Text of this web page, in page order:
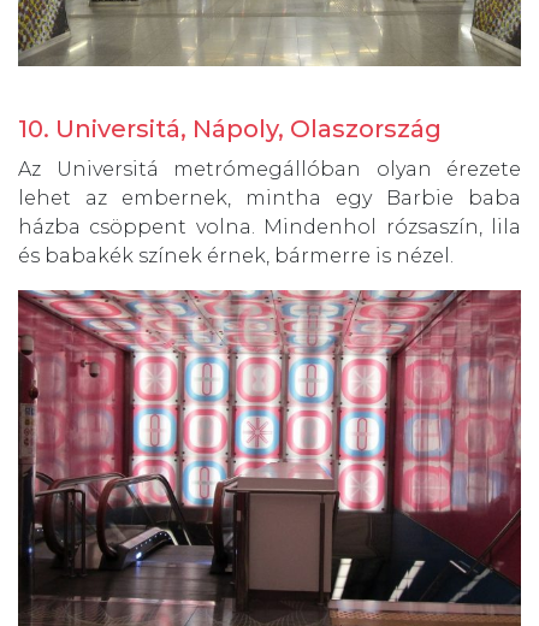
10. Universitá, Nápoly, Olaszország
Az Universitá metrómegállóban olyan érezete
lehet az embernek, mintha egy Barbie baba
házba csöppent volna. Mindenhol rózsaszín, lila
és babakék színek érnek, bármerre is nézel.